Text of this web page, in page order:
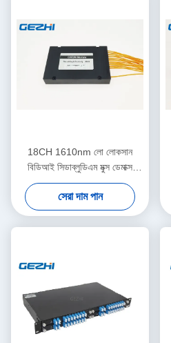
18CH 1610nm লো লোকসান
বিডিআই সিডাব্লুডিএম মুক্স ডেমাক্স
মডিউল
সেরা দাম পান